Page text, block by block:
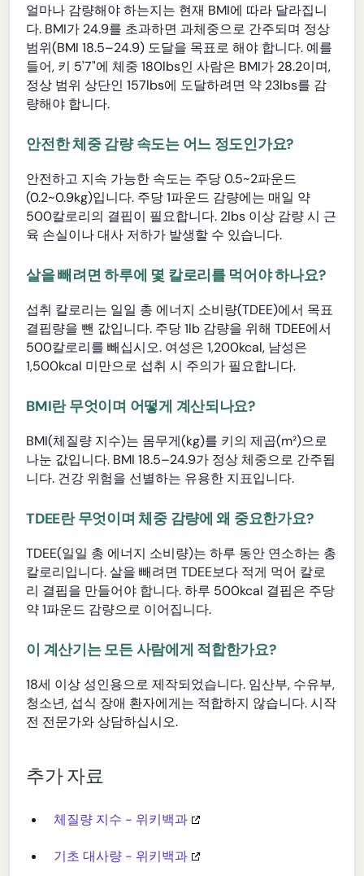
얼마나 감량해야 하는지는 현재 BMI에 따라 달라집니
다. BMI가 24.9를 초과하면 과체중으로 간주되며 정상
범위(BMI 18.5–24.9) 도달을 목표로 해야 합니다. 예를
들어, 키 5'7"에 체중 180lbs인 사람은 BMI가 28.2이며,
정상 범위 상단인 157lbs에 도달하려면 약 23lbs를 감
량해야 합니다.
안전한 체중 감량 속도는 어느 정도인가요?
안전하고 지속 가능한 속도는 주당 0.5~2파운드
(0.2~0.9kg)입니다. 주당 1파운드 감량에는 매일 약
500칼로리의 결핍이 필요합니다. 2lbs 이상 감량 시 근
육 손실이나 대사 저하가 발생할 수 있습니다.
살을 빼려면 하루에 몇 칼로리를 먹어야 하나요?
섭취 칼로리는 일일 총 에너지 소비량(TDEE)에서 목표
결핍량을 뺀 값입니다. 주당 1lb 감량을 위해 TDEE에서
500칼로리를 빼십시오. 여성은 1,200kcal, 남성은
1,500kcal 미만으로 섭취 시 주의가 필요합니다.
BMI란 무엇이며 어떻게 계산되나요?
BMI(체질량 지수)는 몸무게(kg)를 키의 제곱(m²)으로
나눈 값입니다. BMI 18.5–24.9가 정상 체중으로 간주됩
니다. 건강 위험을 선별하는 유용한 지표입니다.
TDEE란 무엇이며 체중 감량에 왜 중요한가요?
TDEE(일일 총 에너지 소비량)는 하루 동안 연소하는 총
칼로리입니다. 살을 빼려면 TDEE보다 적게 먹어 칼로
리 결핍을 만들어야 합니다. 하루 500kcal 결핍은 주당
약 1파운드 감량으로 이어집니다.
이 계산기는 모든 사람에게 적합한가요?
18세 이상 성인용으로 제작되었습니다. 임산부, 수유부,
청소년, 섭식 장애 환자에게는 적합하지 않습니다. 시작
전 전문가와 상담하십시오.
추가 자료
체질량 지수 - 위키백과
기초 대사량 - 위키백과